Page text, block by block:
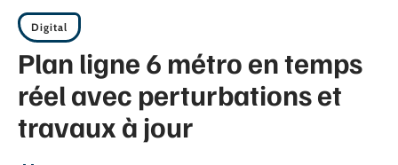
Digital
Plan ligne 6 métro en temps
réel avec perturbations et
travaux à jour